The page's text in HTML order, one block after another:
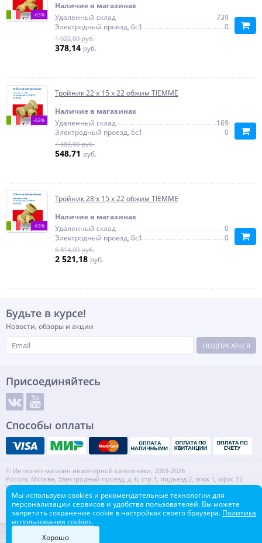
-63%
Наличие в магазинах
Удаленный склад
739
Электродный проезд, 6с1
0
1 022,00 руб.
378,14 руб.
-63%
Тройник 22 х 15 х 22 обжим TIEMME
Наличие в магазинах
Удаленный склад
169
Электродный проезд, 6с1
0
1 483,00 руб.
548,71 руб.
-63%
Тройник 28 х 15 х 22 обжим TIEMME
Наличие в магазинах
Удаленный склад
0
Электродный проезд, 6с1
0
6 814,00 руб.
2 521,18 руб.
Будьте в курсе!
Новости, обзоры и акции
ПОДПИСАТЬСЯ
Присоединяйтесь
Способы оплаты
© Интернет-магазин инженерной сантехники, 2003-2026
Россия, Москва, Электродный проезд, д. 6, стр.1, подъезд 2, этаж 1, офис 12
Информация на сайте не является публичной офертой.
ИНН: 7720553918 КПП: 772001001
Контакты Карта сайта
Мы используем cookies и рекомендательные технологии для
персонализации сервисов и удобства пользователей. Вы можете
запретить сохранение cookie в настройках своего браузера. Политика
использования cookies.
Хорошо